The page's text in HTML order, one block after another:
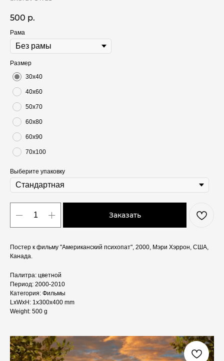
500 р.
Рама
Размер
30х40
40х60
50х70
60х80
60х90
70х100
Выберите упаковку
Заказать
Постер к фильму "Американский психопат", 2000, Мэри Хэррон, США,
Канада.
Палитра: цветной
Период: 2000-2010
Категория: Фильмы
LxWxH: 1x300x400 mm
Weight: 500 g